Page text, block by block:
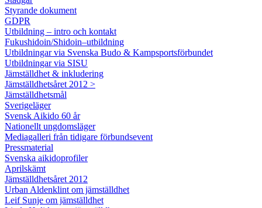
Styrande dokument
GDPR
Utbildning – intro och kontakt
Fukushidoin/Shidoin–utbildning
Utbildningar via Svenska Budo & Kampsportsförbundet
Utbildningar via SISU
Jämställdhet & inkludering
Jämställdhetsåret 2012 >
Jämställdhetsmål
Sverigeläger
Svensk Aikido 60 år
Nationellt ungdomsläger
Mediagalleri från tidigare förbundsevent
Pressmaterial
Svenska aikidoprofiler
Aprilskämt
Jämställdhetsåret 2012
Urban Aldenklint om jämställdhet
Leif Sunje om jämställdhet